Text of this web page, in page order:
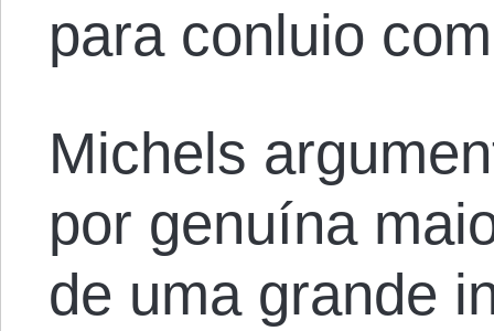
para conluio
Michels
por genuína
de uma grande